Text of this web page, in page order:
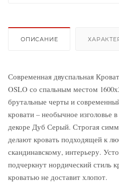
ОПИСАНИЕ
Современная двуспальная
OSLO со спальным местом
брутальные черты и
кровати – необычное изголовье
декоре Дуб Серый. Строгая
делают кровать подходящей к
скандинавскому, интерьеру.
подчеркнут нордический стиль
кроватью не доставит хлопот.